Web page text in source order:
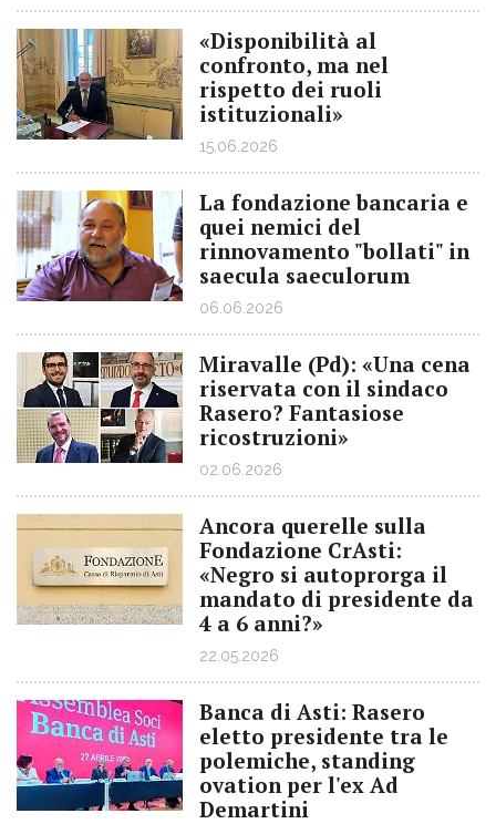
«Disponibilità al
confronto, ma nel
rispetto dei ruoli
istituzionali»
15.06.2026
La fondazione bancaria e
quei nemici del
rinnovamento "bollati" in
saecula saeculorum
06.06.2026
Miravalle (Pd): «Una cena
riservata con il sindaco
Rasero? Fantasiose
ricostruzioni»
02.06.2026
Ancora querelle sulla
Fondazione CrAsti:
«Negro si autoprorga il
mandato di presidente da
4 a 6 anni?»
22.05.2026
Banca di Asti: Rasero
eletto presidente tra le
polemiche, standing
ovation per l'ex Ad
Demartini